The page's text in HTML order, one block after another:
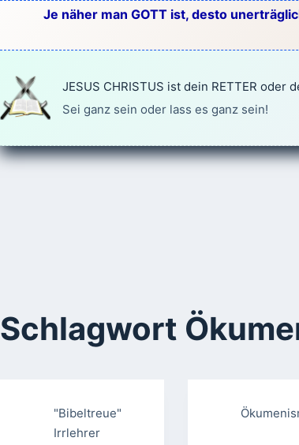
springen
Je näher man GOTT ist, desto
JESUS CHRISTUS ist dein RETTER oder
Sei ganz sein oder lass es ganz sein!
Schlagwort
"Bibeltreue"
Irrlehrer